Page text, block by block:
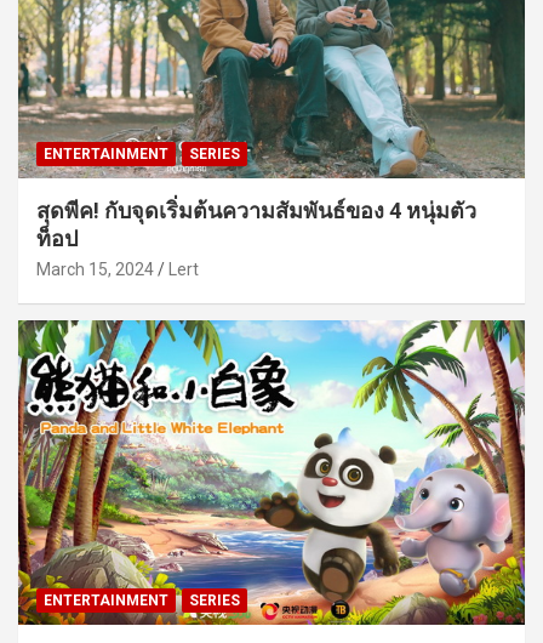
ENTERTAINMENT SERIES
สุดพีค! กับจุดเริ่มต้นความสัมพันธ์ของ 4 หนุ่มตัว
ท็อป
March 15, 2024 Lert
ENTERTAINMENT SERIES